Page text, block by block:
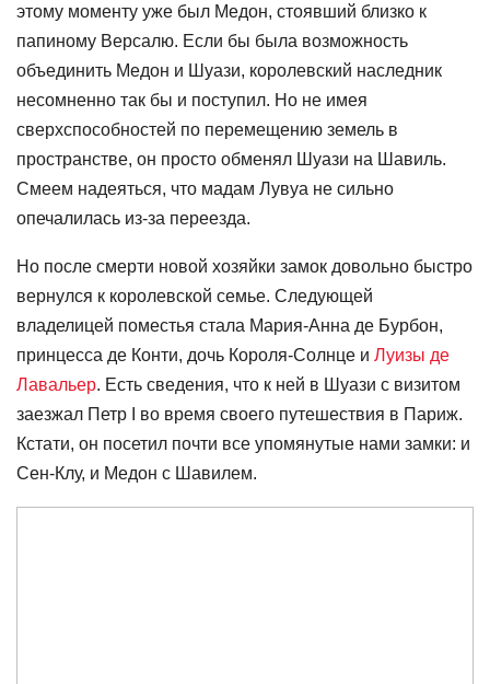
этому моменту уже был Медон, стоявший близко к
папиному Версалю. Если бы была возможность
объединить Медон и Шуази, королевский наследник
несомненно так бы и поступил. Но не имея
сверхспособностей по перемещению земель в
пространстве, он просто обменял Шуази на Шавиль.
Смеем надеяться, что мадам Лувуа не сильно
опечалилась из-за переезда.
Но после смерти новой хозяйки замок довольно быстро
вернулся к королевской семье. Следующей
владелицей поместья стала Мария-Анна де Бурбон,
принцесса де Конти, дочь Короля-Солнце и Луизы де
Лавальер. Есть сведения, что к ней в Шуази c визитом
заезжал Петр I во время своего путешествия в Париж.
Кстати, он посетил почти все упомянутые нами замки: и
Сен-Клу, и Медон с Шавилем.